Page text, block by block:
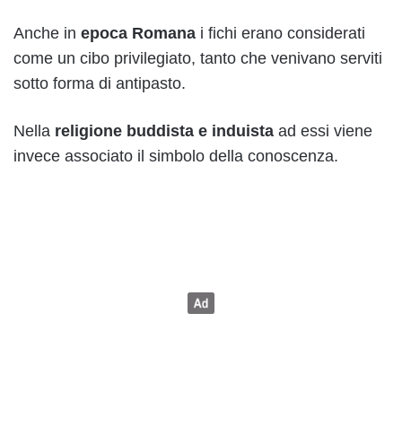
Anche in epoca Romana i fichi erano considerati
come un cibo privilegiato, tanto che venivano serviti
sotto forma di antipasto.
Nella religione buddista e induista ad essi viene
invece associato il simbolo della conoscenza.